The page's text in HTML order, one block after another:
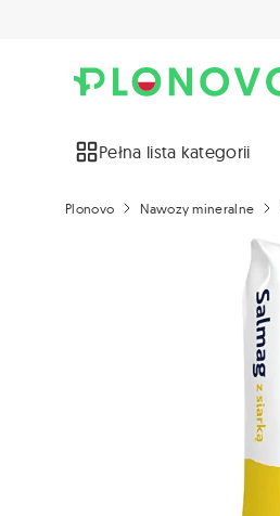
Pełna lista kategorii
Plonovo Nawozy mineralne